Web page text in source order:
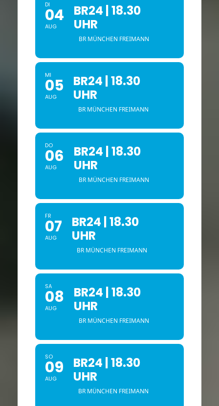
DI
04
AUG
BR24 | 18.30
UHR
BR MÜNCHEN FREIMANN
MI
05
AUG
BR24 | 18.30
UHR
BR MÜNCHEN FREIMANN
DO
06
AUG
BR24 | 18.30
UHR
BR MÜNCHEN FREIMANN
FR
07
AUG
BR24 | 18.30
UHR
BR MÜNCHEN FREIMANN
SA
08
AUG
BR24 | 18.30
UHR
BR MÜNCHEN FREIMANN
SO
09
AUG
BR24 | 18.30
UHR
BR MÜNCHEN FREIMANN